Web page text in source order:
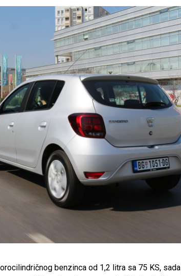
benzinca od 1,2 litra sa 75 KS,